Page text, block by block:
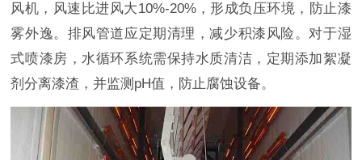
风机，风速比进风大10%-20%，形成负压环境，防止漆
雾外逸。排风管道应定期清理，减少积漆风险。对于湿
式喷漆房，水循环系统需保持水质清洁，定期添加絮凝
剂分离漆渣，并监测pH值，防止腐蚀设备。